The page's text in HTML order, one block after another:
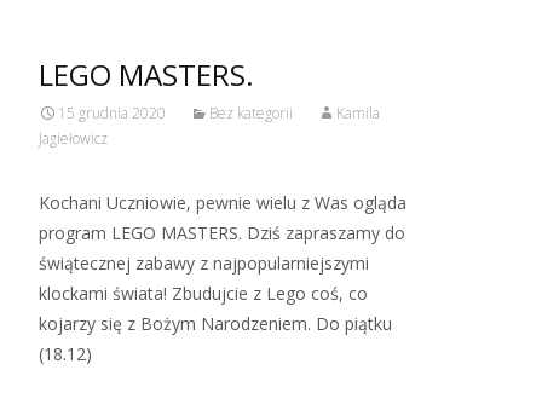
LEGO MASTERS.
15 grudnia 2020 Bez kategorii
Kamila
Jagiełowicz
Kochani Uczniowie, pewnie wielu z Was ogląda
program LEGO MASTERS. Dziś zapraszamy do
świątecznej zabawy z najpopularniejszymi
klockami świata! Zbudujcie z Lego coś, co
kojarzy się z Bożym Narodzeniem. Do piątku
(18.12)